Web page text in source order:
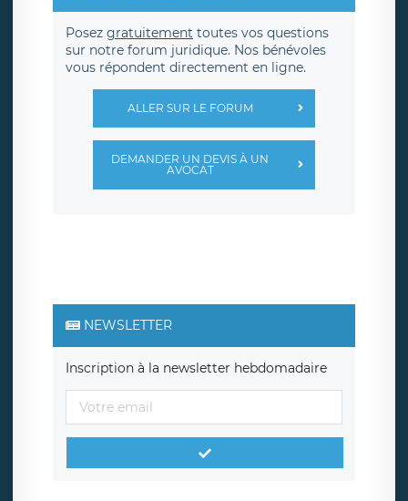
Posez gratuitement toutes vos questions
sur notre forum juridique. Nos bénévoles
vous répondent directement en ligne.
ALLER SUR LE FORUM
DEMANDER UN DEVIS À UN
AVOCAT
NEWSLETTER
Inscription à la newsletter hebdomadaire